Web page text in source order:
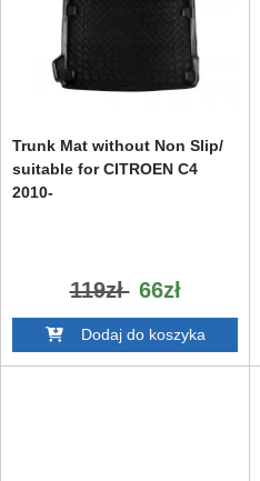
Trunk Mat without Non Slip/
suitable for CITROEN C4
2010-
119zł 66zł
Dodaj do koszyka